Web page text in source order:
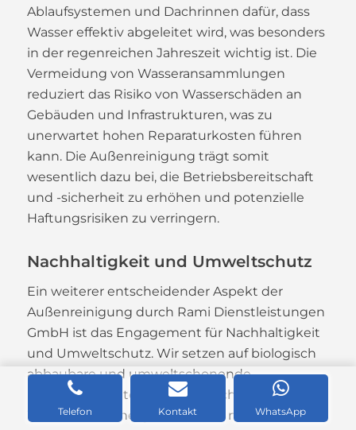
Ablaufsystemen und Dachrinnen dafür, dass
Wasser effektiv abgeleitet wird, was besonders
in der regenreichen Jahreszeit wichtig ist. Die
Vermeidung von Wasseransammlungen
reduziert das Risiko von Wasserschäden an
Gebäuden und Infrastrukturen, was zu
unerwartet hohen Reparaturkosten führen
kann. Die Außenreinigung trägt somit
wesentlich dazu bei, die Betriebsbereitschaft
und -sicherheit zu erhöhen und potenzielle
Haftungsrisiken zu verringern.
Nachhaltigkeit und Umweltschutz
Ein weiterer entscheidender Aspekt der
Außenreinigung durch Rami Dienstleistungen
GmbH ist das Engagement für Nachhaltigkeit
und Umweltschutz. Wir setzen auf biologisch
abbaubare und umweltschonende
Reinigungsmittel sowie auf Techniken, die den
Wasser- und Energieverbrauch minimieren.
Telefon Kontakt WhatsApp